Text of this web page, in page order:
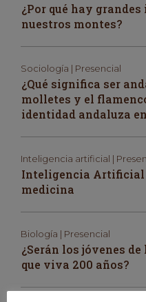
¿Por qué hay
nuestros montes?
Sociología | Presencial
¿Qué significa ser
molletes y el
identidad andaluza
Inteligencia artificial |
Inteligencia Artificial
medicina
Biología | Presencial
¿Serán los jóvenes
que viva 200 años?